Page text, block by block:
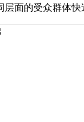
⾯的受众群体